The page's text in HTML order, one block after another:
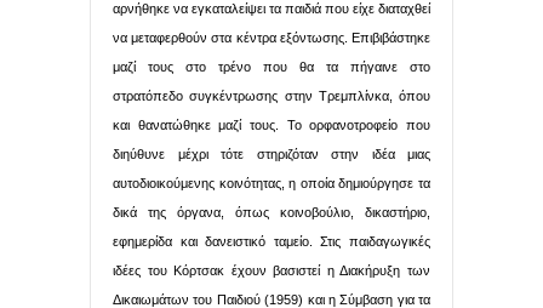
αρνήθηκε να εγκαταλείψει τα παιδιά που είχε διαταχθεί
να μεταφερθούν στα κέντρα εξόντωσης. Επιβιβάστηκε
μαζί τους στο τρένο που θα τα πήγαινε στο
στρατόπεδο συγκέντρωσης στην Τρεμπλίνκα, όπου
και θανατώθηκε μαζί τους. Το ορφανοτροφείο που
διηύθυνε μέχρι τότε στηριζόταν στην ιδέα μιας
αυτοδιοικούμενης κοινότητας, η οποία δημιούργησε τα
δικά της όργανα, όπως κοινοβούλιο, δικαστήριο,
εφημερίδα και δανειστικό ταμείο. Στις παιδαγωγικές
ιδέες του Κόρτσακ έχουν βασιστεί η Διακήρυξη των
Δικαιωμάτων του Παιδιού (1959) και η Σύμβαση για τα